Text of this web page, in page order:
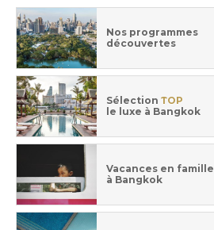
Nos programmes
découvertes
Sélection TOP
le luxe à Bangkok
Vacances en famille
à Bangkok